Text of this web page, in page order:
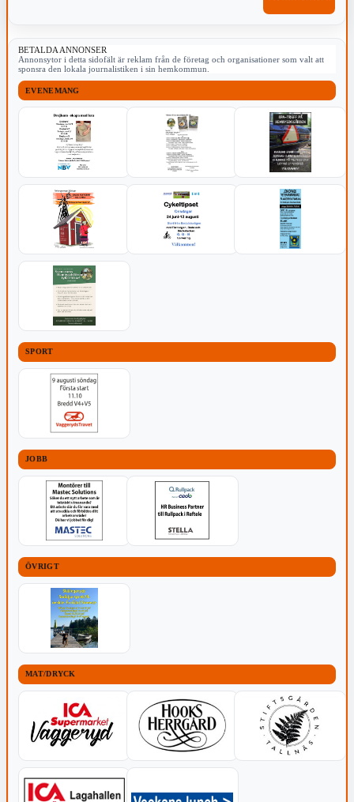
BETALDA ANNONSER
Annonsytor i detta sidofält är reklam från de företag och organisationer som valt att
sponsra den lokala journalistiken i sin hemkommun.
EVENEMANG
SPORT
JOBB
ÖVRIGT
MAT/DRYCK